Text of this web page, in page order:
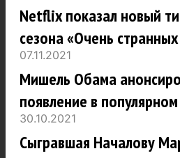
Netflix показал новый
сезона «Очень
07.11.2021
Мишель Обама
появление в
30.10.2021
Сыгравшая Началову